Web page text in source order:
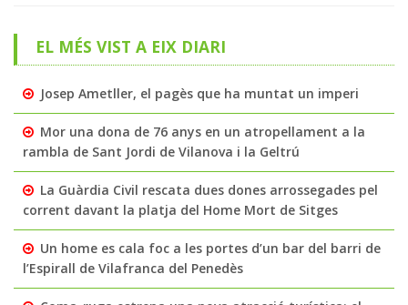
EL MÉS VIST A EIX DIARI
Josep Ametller, el pagès que ha muntat un imperi
Mor una dona de 76 anys en un atropellament a la
rambla de Sant Jordi de Vilanova i la Geltrú
La Guàrdia Civil rescata dues dones arrossegades pel
corrent davant la platja del Home Mort de Sitges
Un home es cala foc a les portes d’un bar del barri de
l’Espirall de Vilafranca del Penedès